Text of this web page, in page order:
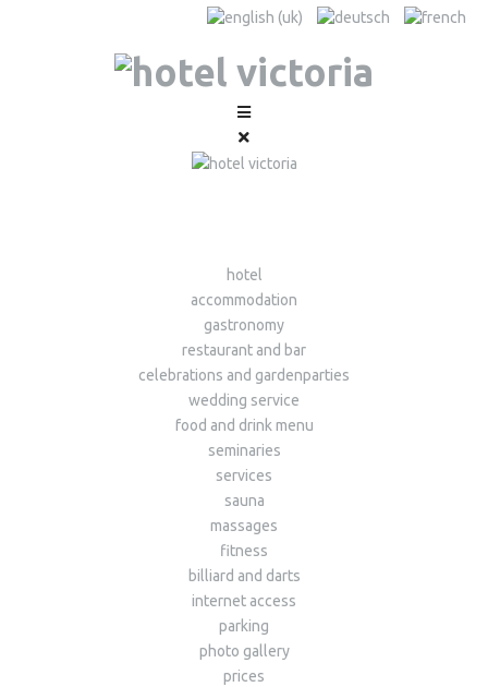
hotel
accommodation
gastronomy
restaurant and bar
celebrations and gardenparties
wedding service
food and drink menu
seminaries
services
sauna
massages
fitness
billiard and darts
internet access
parking
photo gallery
prices